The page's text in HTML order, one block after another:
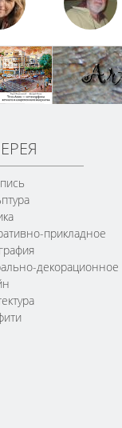
прикладное
декорационное